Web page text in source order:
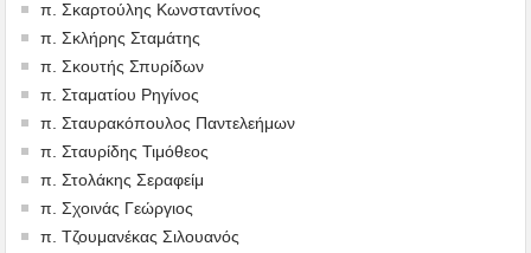
π. Σκαρτούλης Κωνσταντίνος
π. Σκλήρης Σταμάτης
π. Σκουτής Σπυρίδων
π. Σταματίου Ρηγίνος
π. Σταυρακόπουλος Παντελεήμων
π. Σταυρίδης Τιμόθεος
π. Στολάκης Σεραφείμ
π. Σχοινάς Γεώργιος
π. Τζουμανέκας Σιλουανός